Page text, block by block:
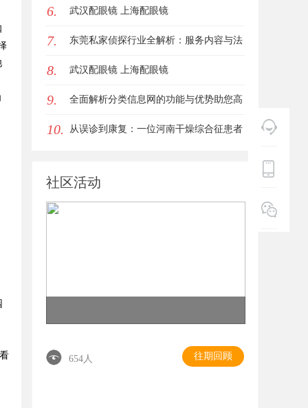
现状
6. 武汉配眼镜 上海配眼镜
7. 东莞私家侦探行业全解析：服务内容与法
律边界详解
8. 武汉配眼镜 上海配眼镜
9. 全面解析分类信息网的功能与优势助您高
效获取生活资讯
10. 从误诊到康复：一位河南干燥综合征患者
社区活动
654人 往期回顾